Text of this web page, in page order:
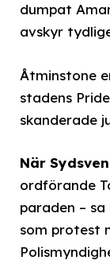
dumpat
avskyr
Åtminstone
stadens
skanderade
När
ordförande
paraden –
som protest